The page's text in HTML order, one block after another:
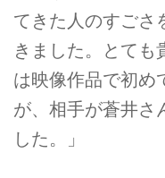
てきた人のすごさ
きました。とても
は映像作品で初め
が、相手が蒼井さ
した。」